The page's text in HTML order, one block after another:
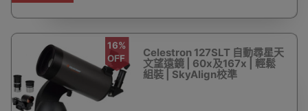
16%
OFF
Celestron 127SLT 自動尋星天
文望遠鏡 | 60x及167x | 輕鬆
組裝 | SkyAlign校準